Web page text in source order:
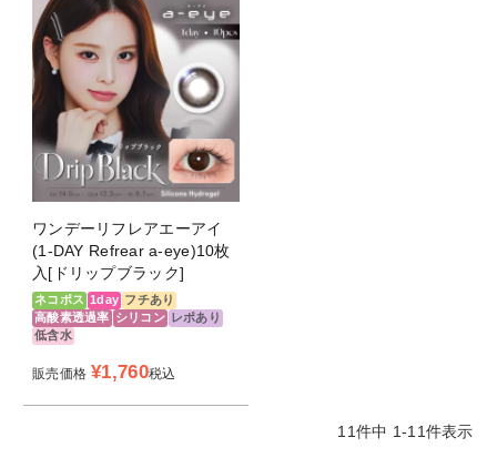
ワンデーリフレアエーアイ
(1-DAY Refrear a-eye)10枚
入[ドリップブラック]
ネコポス 1day フチあり
高酸素透過率 シリコン レポあり
低含水
販売価格 ¥1,760税込
11件中 1-11件表示